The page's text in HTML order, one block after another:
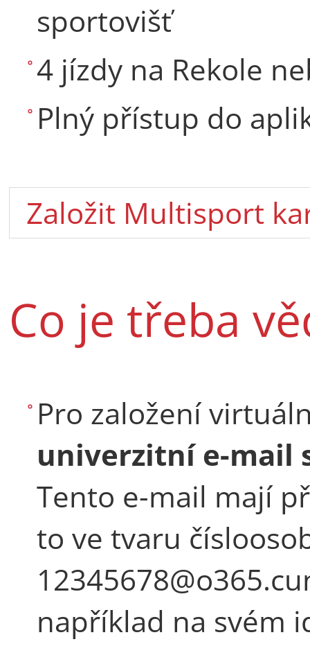
sportovišť
4 jízdy na Rekole
Plný přístup do
Založit Multisport
Co je třeba
Pro založení
univerzitní e-mail
Tento e-mail mají
to ve tvaru
například na svém